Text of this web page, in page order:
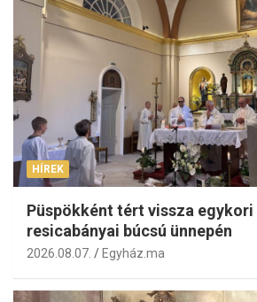
HÍREK
Püspökként tért vissza egykori
resicabányai búcsú ünnepén
2026.08.07. Egyház.ma